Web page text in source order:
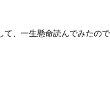
て、一生懸命読んでみたので